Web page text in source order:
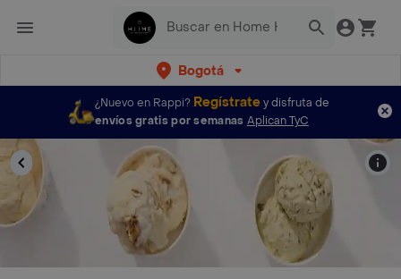
Bogotá
¿Nuevo en Rappi? Regístratey disfruta de
envíos gratis por semanas Aplican TyC